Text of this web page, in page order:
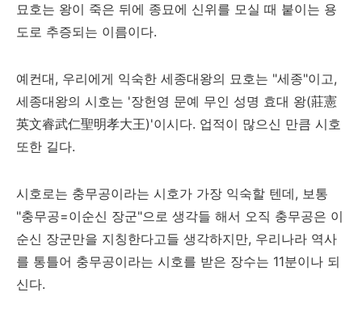
묘호는 왕이 죽은 뒤에 종묘에 신위를 모실 때 붙이는 용
도로 추증되는 이름이다.
예컨대, 우리에게 익숙한 세종대왕의 묘호는 "세종"이고,
세종대왕의 시호는 '장헌영 문예 무인 성명 효대 왕(莊憲
英文睿武仁聖明孝大王)'이시다. 업적이 많으신 만큼 시호
또한 길다.
시호로는 충무공이라는 시호가 가장 익숙할 텐데, 보통
"충무공=이순신 장군"으로 생각들 해서 오직 충무공은 이
순신 장군만을 지칭한다고들 생각하지만, 우리나라 역사
를 통틀어 충무공이라는 시호를 받은 장수는 11분이나 되
신다.